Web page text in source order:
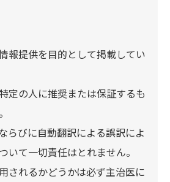
報提供を目的として掲載してい
定の人に推奨または保証するも
らびに自動翻訳による誤訳によ
いて一切責任はとれません。
されるかどうかは必ず主治医に